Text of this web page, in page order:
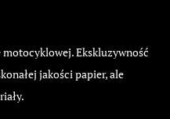
Ekskluzywność
jakości papier, ale